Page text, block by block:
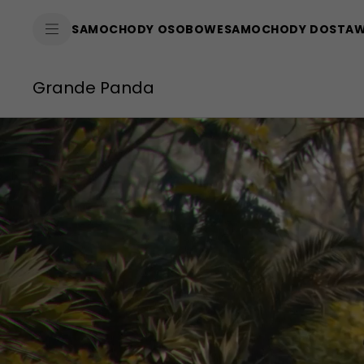
SAMOCHODY OSOBOWESAMOCHODY
Grande Panda